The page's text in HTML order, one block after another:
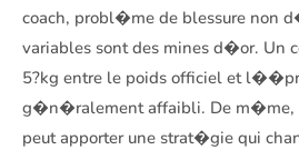
coach, probl�me de blessure non
variables sont des mines d�or. Un
5?kg entre le poids officiel et
g�n�ralement affaibli. De m�me,
peut apporter une strat�gie qui